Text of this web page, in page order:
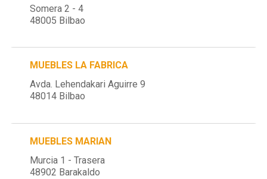
Somera 2 - 4
48005 Bilbao
MUEBLES LA FABRICA
Avda. Lehendakari Aguirre 9
48014 Bilbao
MUEBLES MARIAN
Murcia 1 - Trasera
48902 Barakaldo